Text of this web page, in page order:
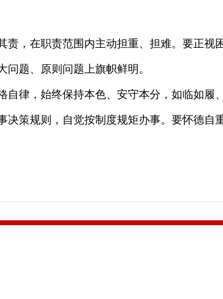
，在职责范围内主动担重、担难。要正视
题、原则问题上旗帜鲜明。
律，始终保持本色、安守本分，如临如履
策规则，自觉按制度规矩办事。要怀德自